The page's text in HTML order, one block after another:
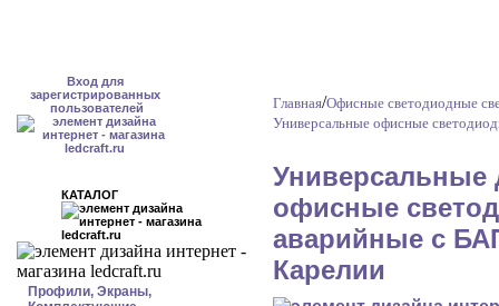
Вход для
зарегистрированных
пользователей
КАТАЛОГ
Профили, Экраны,
Главная/Офисные светодиодные
Универсальные офисные
офисные
аварийные с
Карелии